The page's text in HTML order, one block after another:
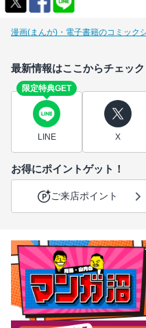
漫画(まんが)・電子書籍のコミック
最新情報はここからチェック
限定特典GET
LINE X
お得にポイントゲット！
ご来店ポイント